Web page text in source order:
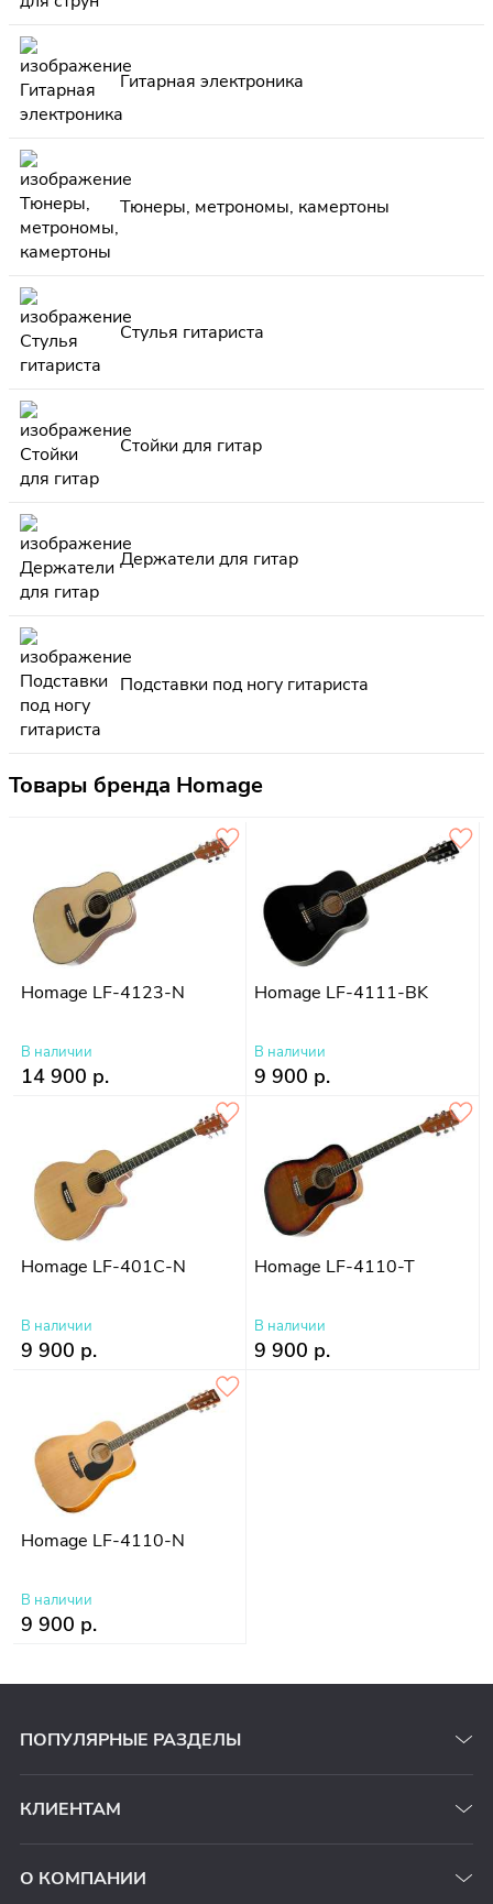
Гитарная электроника
Тюнеры, метрономы, камертоны
Стулья гитариста
Стойки для гитар
Держатели для гитар
Подставки под ногу гитариста
Товары бренда Homage
Homage LF-4123-N
В наличии
14 900 р.
Homage LF-4111-BK
В наличии
9 900 р.
Homage LF-401C-N
В наличии
9 900 р.
Homage LF-4110-T
В наличии
9 900 р.
Homage LF-4110-N
В наличии
9 900 р.
ПОПУЛЯРНЫЕ РАЗДЕЛЫ
КЛИЕНТАМ
О КОМПАНИИ